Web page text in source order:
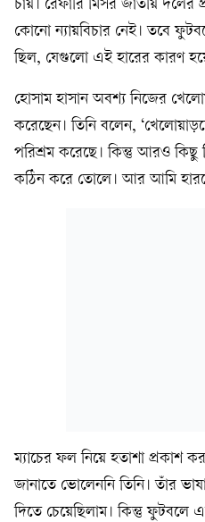
চায়। রেফারি মিসর জাতীয় দলের
কোনো ন্যায়বিচার নেই। তবে
ছিল, যেগুলো এই হারের কারণ
হোসাম হাসান অবশ্য নিজের
করেছেন। তিনি বলেন,
পরিশ্রম করেছে। কিন্তু আরও কিছু
কঠিন করে তোলে। আর আমি
ম্যাচের ফল নিয়ে হতাশা প্রকাশ
জানাতে ভোলেননি তিনি। তাঁর
দিতে চেয়েছিলাম। কিন্তু ফুটবলে